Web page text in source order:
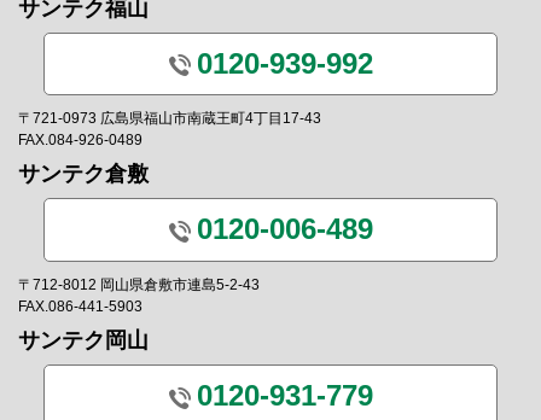
サンテク福山
0120-939-992
〒721-0973 広島県福山市南蔵王町4丁目17-43
FAX.084-926-0489
サンテク倉敷
0120-006-489
〒712-8012 岡山県倉敷市連島5-2-43
FAX.086-441-5903
サンテク岡山
0120-931-779